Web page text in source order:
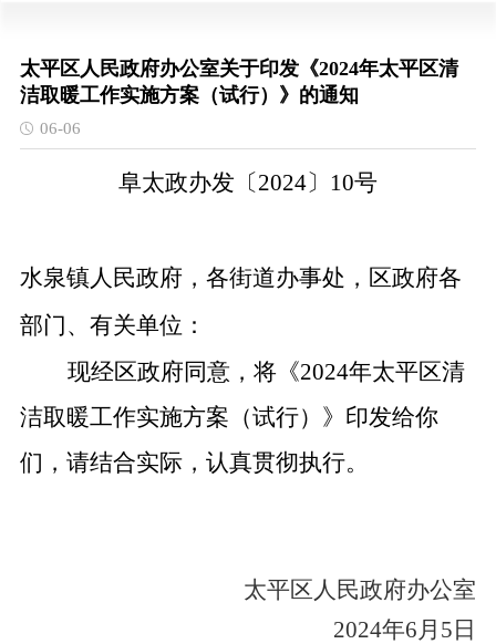
太平区人民政府办公室关于印发《2024年太平区清
洁取暖工作实施方案（试行）》的通知
06-06
阜太政办发〔2024〕10号
水泉镇人民政府，各街道办事处，区政府各
部门、有关单位：
现经区政府同意，将《2024年太平区清
洁取暖工作实施方案（试行）》印发给你
们，请结合实际，认真贯彻执行。
太平区人民政府办公室
2024年6月5日